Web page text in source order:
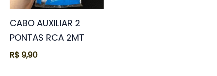
CABO AUXILIAR 2
PONTAS RCA 2MT
R$ 9,90